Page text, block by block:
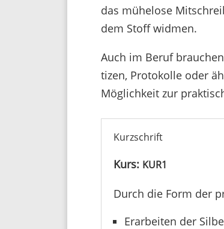
das mühe­lose
dem Stoff widmen.
Auch im Beruf
tizen, Proto­kolle oder
Möglich­keit zur
Kurzschrift
Kurs: KUR1
Durch die Form der
Erar­beiten der